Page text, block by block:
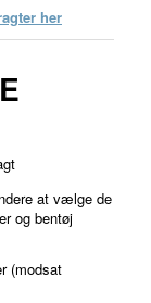
her
at vælge de
og bentøj
(modsat